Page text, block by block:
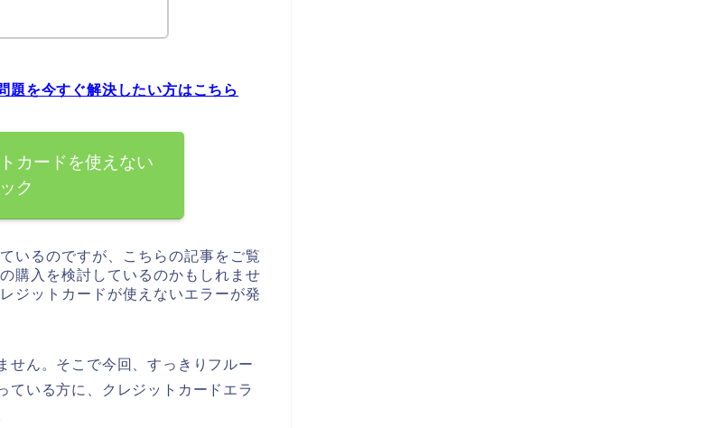
題を今すぐ解決したい方はこちら
カードを使えない
ク
いるのですが、こちらの記事をご覧
購入を検討しているのかもしれませ
ジットカードが使えないエラーが発
せん。そこで今回、すっきりフルー
ている方に、クレジットカードエラ